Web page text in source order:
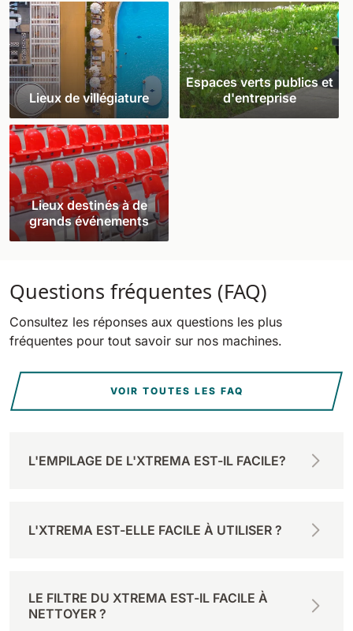
Lieux de villégiature
Espaces verts publics et
d'entreprise
Lieux destinés à de
grands événements
Questions fréquentes (FAQ)
Consultez les réponses aux questions les plus
fréquentes pour tout savoir sur nos machines.
VOIR TOUTES LES FAQ
L'EMPILAGE DE L'XTREMA EST-IL FACILE?
L'XTREMA EST-ELLE FACILE À UTILISER ?
LE FILTRE DU XTREMA EST-IL FACILE À
NETTOYER ?